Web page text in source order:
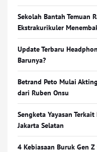
Sekolah Bantah Temuan
Ekstrakurikuler
Update Terbaru
Barunya?
Betrand Peto Mulai
dari Ruben Onsu
Sengketa Yayasan
Jakarta Selatan
4 Kebiasaan Buruk Gen